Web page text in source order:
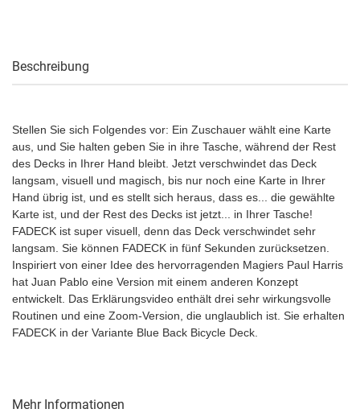
Beschreibung
Stellen Sie sich Folgendes vor: Ein Zuschauer wählt eine Karte
aus, und Sie halten geben Sie in ihre Tasche, während der Rest
des Decks in Ihrer Hand bleibt. Jetzt verschwindet das Deck
langsam, visuell und magisch, bis nur noch eine Karte in Ihrer
Hand übrig ist, und es stellt sich heraus, dass es... die gewählte
Karte ist, und der Rest des Decks ist jetzt... in Ihrer Tasche!
FADECK ist super visuell, denn das Deck verschwindet sehr
langsam. Sie können FADECK in fünf Sekunden zurücksetzen.
Inspiriert von einer Idee des hervorragenden Magiers Paul Harris
hat Juan Pablo eine Version mit einem anderen Konzept
entwickelt. Das Erklärungsvideo enthält drei sehr wirkungsvolle
Routinen und eine Zoom-Version, die unglaublich ist. Sie erhalten
FADECK in der Variante Blue Back Bicycle Deck.
Mehr Informationen